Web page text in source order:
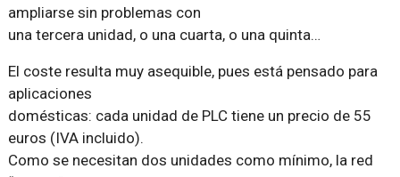
ampliarse sin problemas con
una tercera unidad, o una cuarta, o una quinta…
El coste resulta muy asequible, pues está pensado para
aplicaciones
domésticas: cada unidad de PLC tiene un precio de 55
euros (IVA incluido).
Como se necesitan dos unidades como mínimo, la red